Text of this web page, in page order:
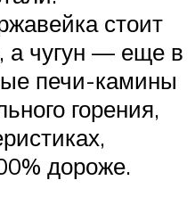
стоит
а чугун — еще в
печи-камины
горения,
дороже.